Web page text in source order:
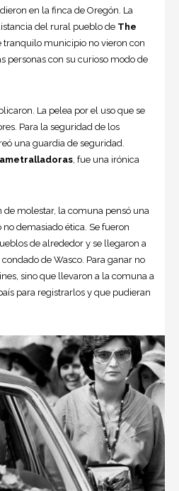
en la finca de Oregón. La
del rural pueblo de The
tranquilo municipio no vieron con
personas con su curioso modo de
La pelea por el uso que se
Para la seguridad de los
una guardia de seguridad.
, fue una irónica
de molestar, la comuna pensó una
no demasiado ética. Se fueron
de alrededor y se llegaron a
de Wasco. Para ganar no
sino que llevaron a la comuna a
para registrarlos y que pudieran